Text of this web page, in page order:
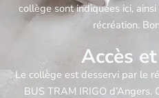
collège sont indiquées ici,
récréation.
Accès
Le collège est desservi par le
BUS TRAM IRIGO